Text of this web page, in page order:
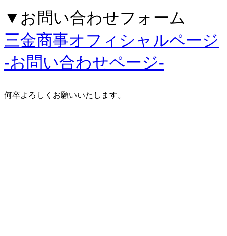
▼お問い合わせフォーム
三金商事オフィシャルページ
-お問い合わせページ-
何卒よろしくお願いいたします。